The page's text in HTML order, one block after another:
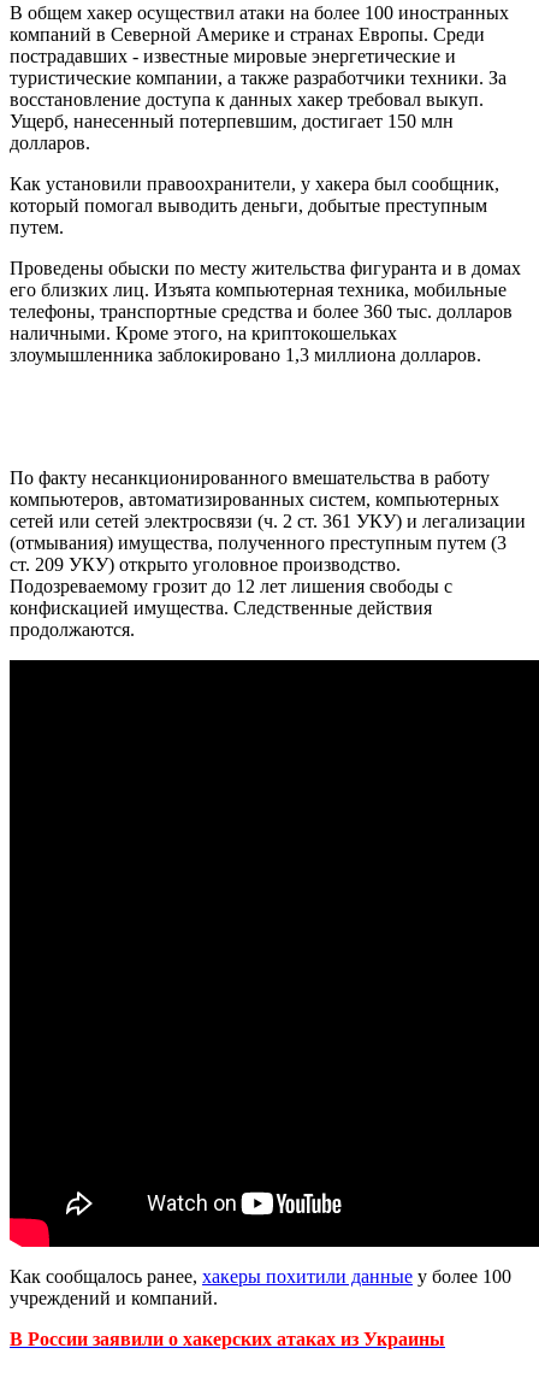
В общем хакер осуществил атаки на более 100 иностранных
компаний в Северной Америке и странах Европы. Среди
пострадавших - известные мировые энергетические и
туристические компании, а также разработчики техники. За
восстановление доступа к данных хакер требовал выкуп.
Ущерб, нанесенный потерпевшим, достигает 150 млн
долларов.
Как установили правоохранители, у хакера был сообщник,
который помогал выводить деньги, добытые преступным
путем.
Проведены обыски по месту жительства фигуранта и в домах
его близких лиц. Изъята компьютерная техника, мобильные
телефоны, транспортные средства и более 360 тыс. долларов
наличными. Кроме этого, на криптокошельках
злоумышленника заблокировано 1,3 миллиона долларов.
По факту несанкционированного вмешательства в работу
компьютеров, автоматизированных систем, компьютерных
сетей или сетей электросвязи (ч. 2 ст. 361 УКУ) и легализации
(отмывания) имущества, полученного преступным путем (3
ст. 209 УКУ) открыто уголовное производство.
Подозреваемому грозит до 12 лет лишения свободы с
конфискацией имущества. Следственные действия
продолжаются.
Как сообщалось ранее, хакеры похитили данные у более 100
учреждений и компаний.
В России заявили о хакерских атаках из Украины